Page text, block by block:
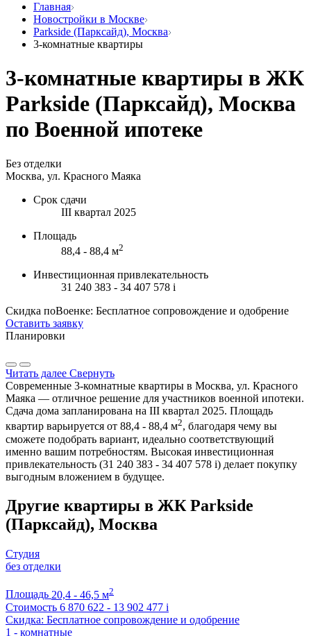
Главная
Новостройки в Москве
Parkside (Парксайд), Москва
3-комнатные квартиры
3-комнатные квартиры в ЖК
Parkside (Парксайд), Москва
по Военной ипотеке
Без отделки
Москва, ул. Красного Маяка
Срок сдачи
III квартал 2025
Площадь
88,4 - 88,4 м2
Инвестиционная привлекательность
31 240 383 - 34 407 578 i
Скидка поВоенке: Бесплатное сопровождение и одобрение
Оставить заявку
Планировки
Читать далее Свернуть
Современные 3-комнатные квартиры в Москва, ул. Красного
Маяка — отличное решение для участников военной ипотеки.
Сдача дома запланирована на III квартал 2025. Площадь
квартир варьируется от 88,4 - 88,4 м2, благодаря чему вы
сможете подобрать вариант, идеально соответствующий
именно вашим потребностям. Высокая инвестиционная
привлекательность (31 240 383 - 34 407 578 i) делает покупку
выгодным вложением в будущее.
Другие квартиры в ЖК Parkside
(Парксайд), Москва
Студия
без отделки
Площадь 20,4 - 46,5 м2
Стоимость 6 870 622 - 13 902 477 i
Скидка: Бесплатное сопровождение и одобрение
1 - комнатные